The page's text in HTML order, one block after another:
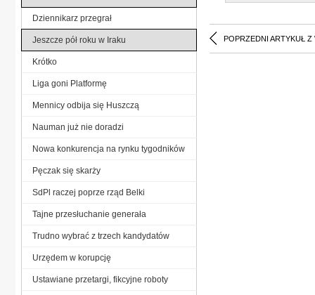
POPRZEDNI ARTYKUŁ Z
Dziennikarz przegrał
Jeszcze pół roku w Iraku
Krótko
Liga goni Platformę
Mennicy odbija się Huszczą
Nauman już nie doradzi
Nowa konkurencja na rynku tygodników
Pęczak się skarży
SdPl raczej poprze rząd Belki
Tajne przesłuchanie generała
Trudno wybrać z trzech kandydatów
Urzędem w korupcję
Ustawiane przetargi, fikcyjne roboty